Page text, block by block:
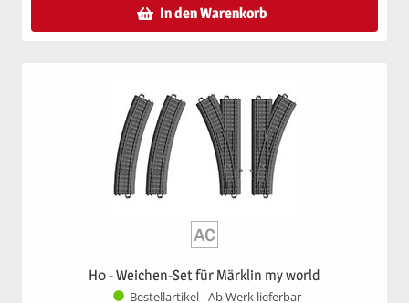
In den Warenkorb
H0 - Weichen-Set für Märklin my world
Bestellartikel - Ab Werk lieferbar